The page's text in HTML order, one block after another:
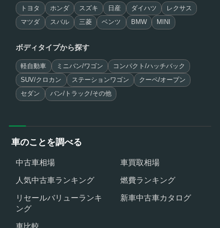
トヨタ ホンダ スズキ 日産 ダイハツ レクサス
マツダ スバル 三菱 ベンツ BMW MINI
ボディタイプから探す
軽自動車 ミニバン/ワゴン コンパクト/ハッチバック
SUV/クロカン ステーションワゴン クーペ/オープン
セダン バン/トラック/その他
車のことを調べる
中古車相場
車買取相場
人気中古車ランキング
燃費ランキング
リセールバリューランキ
ング
新車中古車カタログ
車比較